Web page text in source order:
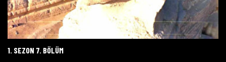
1. SEZON 7. BÖLÜM